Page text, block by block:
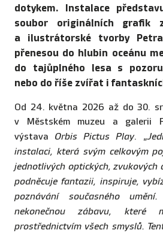
dotykem. Instalace
soubor originálních grafik
a ilustrátorské tvorby
přenesou do hlubin oceánu
do tajůplného lesa s
nebo do říše zvířat i
Od 24. května 2026 až do 30.
v Městském muzeu a galerii
výstava Orbis Pictus Play. „
instalaci, která svým celkovým
jednotlivých optických, zvukových
podněcuje fantazii, inspiruje,
poznávání současného
nekonečnou zábavu, které
prostřednictvím všech smyslů.